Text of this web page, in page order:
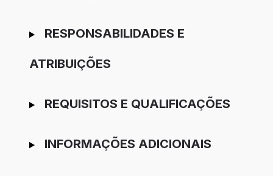
RESPONSABILIDADES E
ATRIBUIÇÕES
REQUISITOS E QUALIFICAÇÕES
INFORMAÇÕES ADICIONAIS